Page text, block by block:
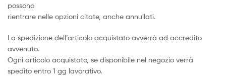
possono
rientrare nelle opzioni citate, anche annullati.
La spedizione dell’articolo acquistato avverrà ad accredito
avvenuto.
Ogni articolo acquistato, se disponibile nel negozio verrà
spedito entro 1 gg lavorativo.